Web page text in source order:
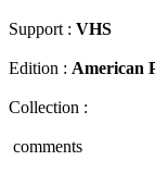
Support : VHS
Edition : American
Collection :
comments